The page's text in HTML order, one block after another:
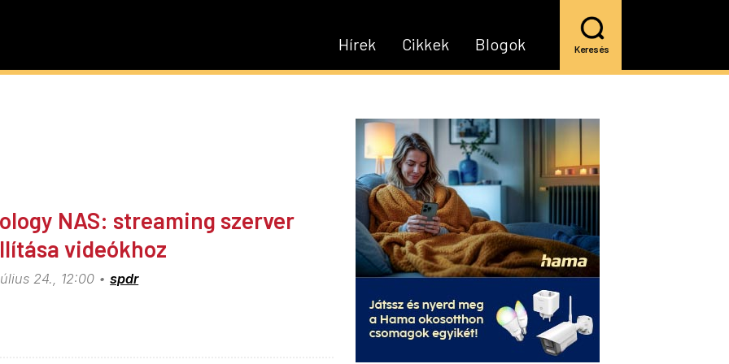
Blogok
Cikkek
Hírek Keresés
NAS: streaming szerver
videókhoz
24., 12:00 spdr